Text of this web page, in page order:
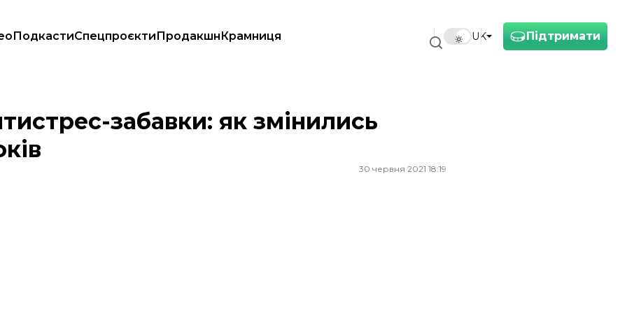
Підтримати
UK
ПодкастиСпецпроєктиПродакшнКрамниця
10 років
забавки: як змінились
30 червня 2021 18:19